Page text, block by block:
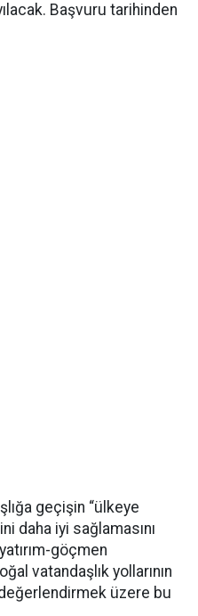
Başvuru tarihinden
geçişin “ülkeye
daha iyi sağlamasını
göçmen
vatandaşlık yollarının
üzere bu